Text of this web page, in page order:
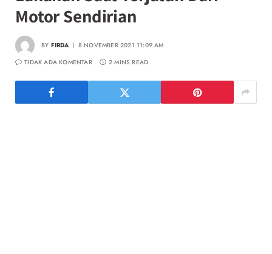
Motor Sendirian
BY FIRDA
8 NOVEMBER 2021 11:09 AM
TIDAK ADA KOMENTAR
2 MINS READ